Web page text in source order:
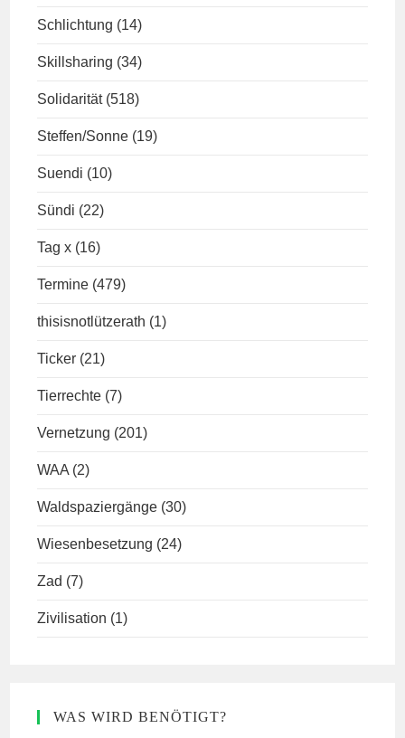
Schlichtung (14)
Skillsharing (34)
Solidarität (518)
Steffen/Sonne (19)
Suendi (10)
Sündi (22)
Tag x (16)
Termine (479)
thisisnotlützerath (1)
Ticker (21)
Tierrechte (7)
Vernetzung (201)
WAA (2)
Waldspaziergänge (30)
Wiesenbesetzung (24)
Zad (7)
Zivilisation (1)
WAS WIRD BENÖTIGT?